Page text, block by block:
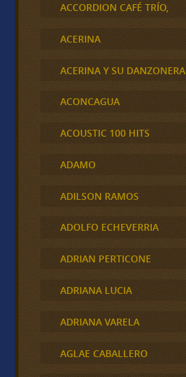
ACCORDION CAFÉ TRÍO,
ACERINA
ACERINA Y SU DANZONERA
ACONCAGUA
ACOUSTIC 100 HITS
ADAMO
ADILSON RAMOS
ADOLFO ECHEVERRIA
ADRIAN PERTICONE
ADRIANA LUCIA
ADRIANA VARELA
AGLAE CABALLERO